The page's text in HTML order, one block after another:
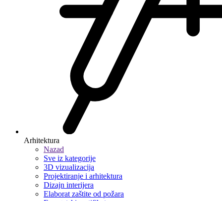
Arhitektura
Nazad
Sve iz kategorije
3D vizualizacija
Projektiranje i arhitektura
Dizajn interijera
Elaborat zaštite od požara